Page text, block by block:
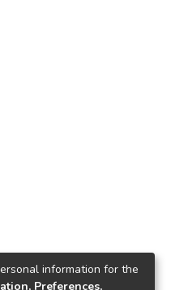
information for the
Preferences,